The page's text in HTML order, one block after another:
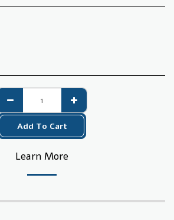
Add To Cart
Learn More